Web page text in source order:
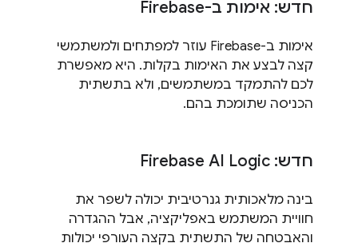
חדש: אימות ב-Firebase
אימות ב-Firebase עוזר למפתחים ולמשתמשי
קצה לבצע את האימות בקלות. היא מאפשרת
לכם להתמקד במשתמשים, ולא בתשתית
הכניסה שתומכת בהם.
חדש: Firebase AI Logic
בינה מלאכותית גנרטיבית יכולה לשפר את
חוויית המשתמש באפליקציה, אבל ההגדרה
והאבטחה של התשתית בקצה העורפי יכולות